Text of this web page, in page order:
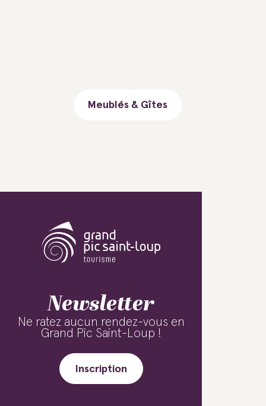
Meublés & Gîtes
Newsletter
Ne ratez aucun rendez-vous en
Grand Pic Saint-Loup !
Inscription